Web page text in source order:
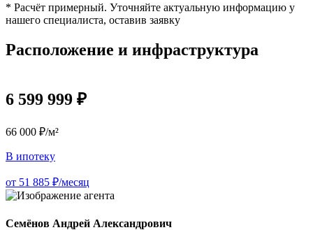
* Расчёт примерный. Уточняйте актуальную информацию у
нашего специалиста, оставив заявку
Расположение и инфраструктура
6 599 999 ₽
66 000 ₽/м²
В ипотеку
от 51 885 ₽/месяц
Семёнов Андрей Александрович